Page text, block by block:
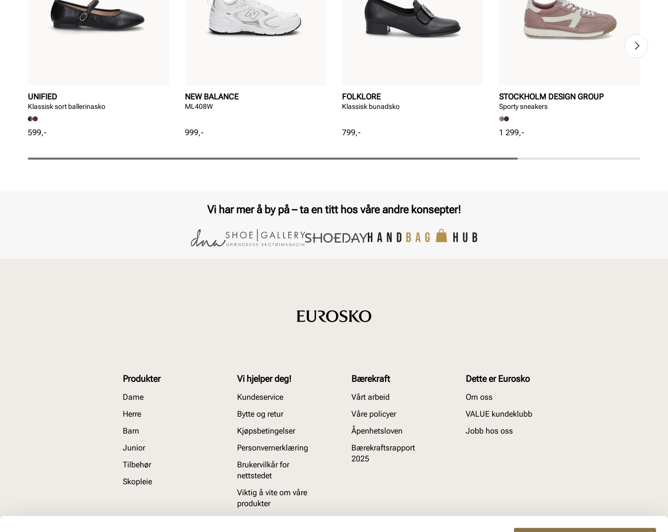
UNIFIED
Klassisk sort ballerinasko
Pris
599,-
NEW BALANCE
ML408W
Pris
999,-
FOLKLORE
Klassisk bunadsko
Pris
799,-
STOCKHOLM DESIGN GROUP
Sporty sneakers
Pris
1 299,-
Vi har mer å by på – ta en titt hos våre andre konsepter!
Produkter
Dame
Herre
Barn
Junior
Tilbehør
Skopleie
Vi hjelper deg!
Kundeservice
Bytte og retur
Kjøpsbetingelser
Personvernerklæring
Brukervilkår for
nettstedet
Viktig å vite om våre
produkter
Bærekraft
Vårt arbeid
Våre policyer
Åpenhetsloven
Bærekraftsrapport
2025
Dette er Eurosko
Om oss
VALUE kundeklubb
Jobb hos oss